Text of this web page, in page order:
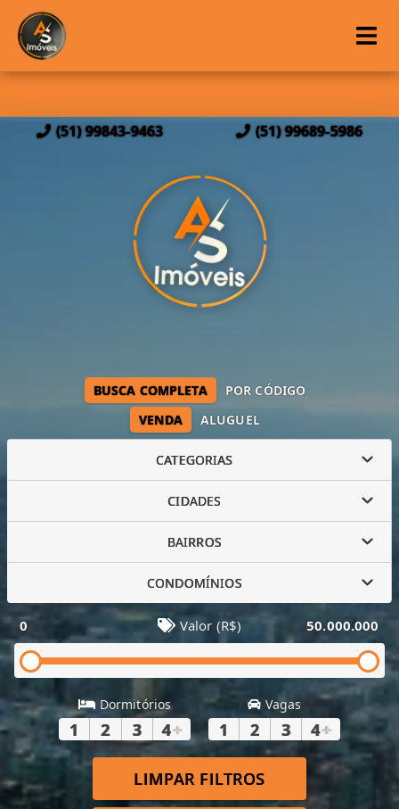
(51) 99843-9463 (51) 99689-5986
VENDA ALUGUEL
BUSCA COMPLETA POR CÓDIGO
CATEGORIAS
CIDADES
BAIRROS
CONDOMÍNIOS
0 Valor (R$) 50.000.000
Dormitórios
1 2 3 4+
Vagas
1 2 3 4+
LIMPAR FILTROS